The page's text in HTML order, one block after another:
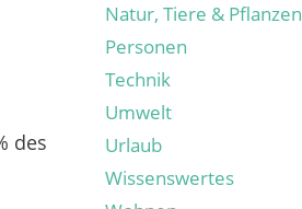
des
Natur, Tiere & Pflanzen
Personen
Technik
Umwelt
Urlaub
Wissenswertes